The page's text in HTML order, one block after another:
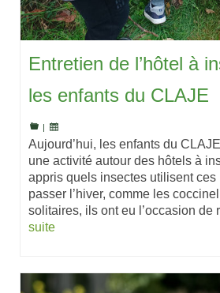
Entretien de l’hôtel à
les enfants du CLAJE
|
Aujourd’hui, les enfants du
une activité autour des hôtels à
appris quels insectes utilisent ces
passer l’hiver, comme les
solitaires, ils ont eu l’occasion de
suite